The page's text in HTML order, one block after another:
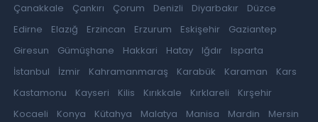
Çanakkale
Çankırı Çorum Denizli Diyarbakır
Düzce
Edirne
Elazığ Erzincan Erzurum Eskişehir
Gaziantep
Giresun
Gümüşhane Hakkari Hatay Iğdır
Isparta
İstanbul
İzmir Kahramanmaraş Karabük Karaman
Kars
Kastamonu
Kayseri Kilis Kırıkkale Kırklareli
Kırşehir
Kocaeli
Konya Kütahya Malatya Manisa Mardin
Mersin